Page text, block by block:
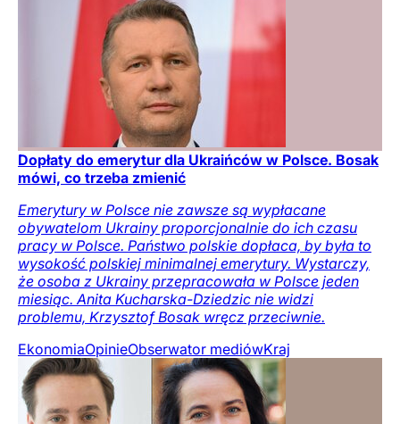
Dopłaty do emerytur dla Ukraińców w Polsce. Bosak
mówi, co trzeba zmienić
Emerytury w Polsce nie zawsze są wypłacane
obywatelom Ukrainy proporcjonalnie do ich czasu
pracy w Polsce. Państwo polskie dopłaca, by była to
wysokość polskiej minimalnej emerytury. Wystarczy,
że osoba z Ukrainy przepracowała w Polsce jeden
miesiąc. Anita Kucharska-Dziedzic nie widzi
problemu, Krzysztof Bosak wręcz przeciwnie.
EkonomiaOpinieObserwator mediówKraj